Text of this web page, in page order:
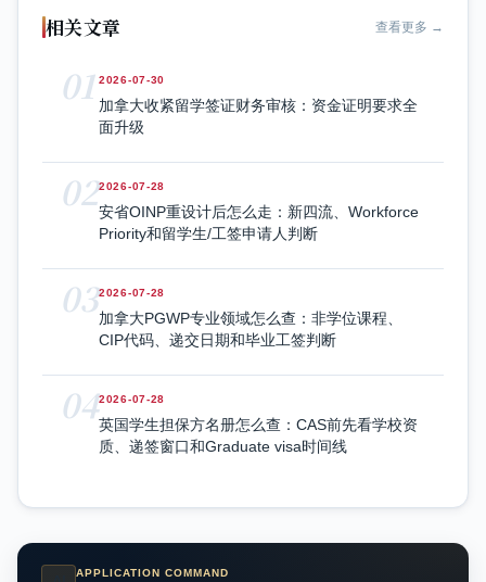
相关文章 查看更多 →
01 2026-07-30
加拿大收紧留学签证财务审核：资金证明要求全
面升级
022026-07-28
安省OINP重设计后怎么走：新四流、Workforce
Priority和留学生/工签申请人判断
032026-07-28
加拿大PGWP专业领域怎么查：非学位课程、
CIP代码、递交日期和毕业工签判断
042026-07-28
英国学生担保方名册怎么查：CAS前先看学校资
质、递签窗口和Graduate visa时间线
APPLICATION COMMAND